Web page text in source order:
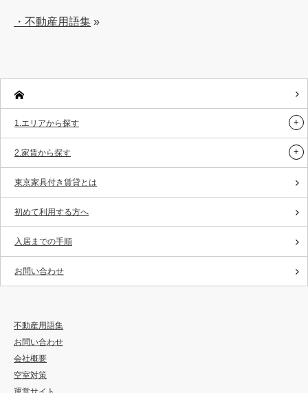
・不動産用語集 »
1.エリアから探す
2.家賃から探す
東京家具付き賃貸とは
初めて利用する方へ
入居までの手順
お問い合わせ
不動産用語集
お問い合わせ
会社概要
空室対策